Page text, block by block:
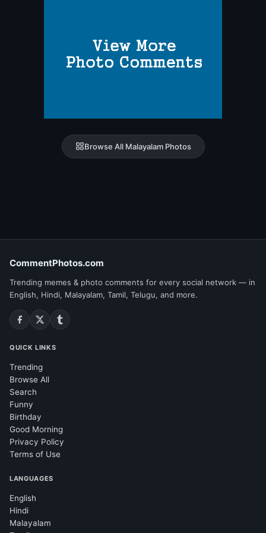
Browse All Malayalam Photos
CommentPhotos.com
Trending memes & photo comments for every social network — in
English, Hindi, Malayalam, Tamil, Telugu, and more.
QUICK LINKS
Trending
Browse All
Search
Funny
Birthday
Good Morning
Privacy Policy
Terms of Use
LANGUAGES
English
Hindi
Malayalam